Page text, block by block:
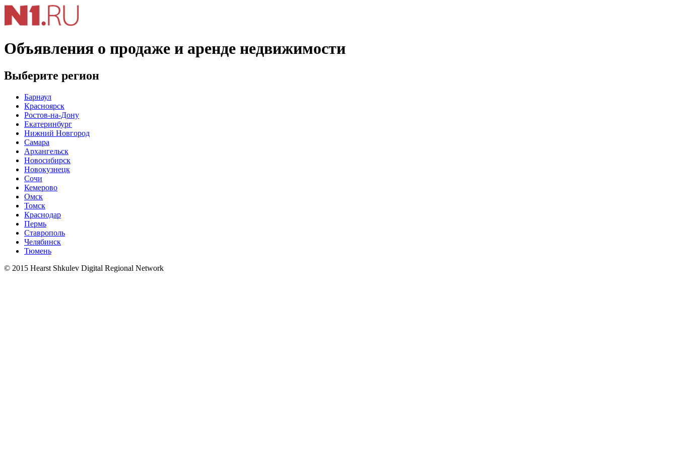
Объявления о продаже и аренде недвижимости
Выберите регион
Барнаул
Красноярск
Ростов-на-Дону
Екатеринбург
Нижний Новгород
Самара
Архангельск
Новосибирск
Новокузнецк
Сочи
Кемерово
Омск
Томск
Краснодар
Пермь
Ставрополь
Челябинск
Тюмень
© 2015 Hearst Shkulev Digital Regional Network